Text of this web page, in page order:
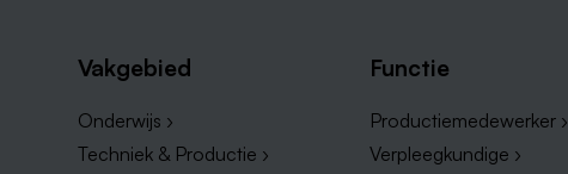
Vakgebied
Onderwijs ›
Techniek & Productie ›
Functie
Productiemedewerker ›
Verpleegkundige ›